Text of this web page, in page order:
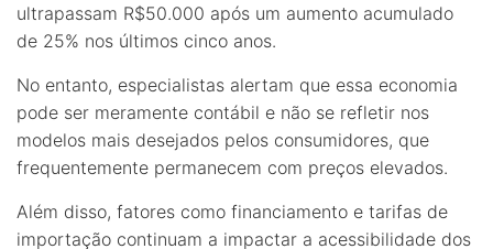
ultrapassam R$50.000 após um aumento acumulado
de 25% nos últimos cinco anos.
No entanto, especialistas alertam que essa economia
pode ser meramente contábil e não se refletir nos
modelos mais desejados pelos consumidores, que
frequentemente permanecem com preços elevados.
Além disso, fatores como financiamento e tarifas de
importação continuam a impactar a acessibilidade dos